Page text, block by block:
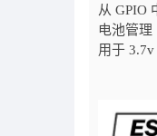
从 GPIO
电池管理
用于 3.7v